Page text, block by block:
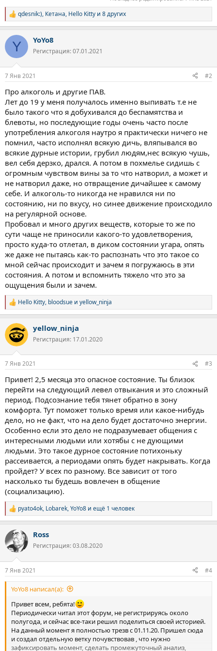
Р
е
к
и
qdesnik:), Кетана, Hello Kitty и 8 других
Y YoYo8
Регистрация: 07.01.2021
7 Янв 2021 #2
Про алкоголь и другие ПАВ.
Лет до 19 у меня получалось именно выпивать т.е не
было такого что я добухивался до беспамятства и
блевоты, но последующие годы очень часто после
употребления алкоголя наутро я практически ничего не
помнил, часто исполнял всякую дичь, вляпывался во
всякие дурные истории, грубил людям,нес всякую чушь,
вел себя дерзко, дрался. А потом в похмелье сидишь с
огромным чувством вины за то что натворил, а может и
не натворил даже, но отвращение дичайшее к самому
себе. И алкоголь-то никогда не нравился ни по
состоянию, ни по вкусу, но синее движение происходило
на регулярной основе.
Пробовал и много других веществ, которые то же по
сути чаще не приносили какого-то удовлетворения,
просто куда-то отлетал, в диком состоянии угара, опять
же даже не пытаясь как-то распознать что это такое со
мной сейчас происходит и зачем я погружаюсь в эти
состояния. А потом и вспомнить тяжело что это за
ощущения были и зачем.
Р
е
к
ц
и
Hello Kitty, bloodsue и yellow_ninja
yellow_ninja
Регистрация: 17.01.2020
7 Янв 2021 #3
Привет! 2,5 месяца это опасное состояние. Ты близок
перейти на следующий левел отвыкания и это сложный
период. Подсознание тебя тянет обратно в зону
комфорта. Тут поможет только время или какое-нибудь
дело, но не факт, что на дело будет достаточно энергии.
Особенно если это дело не подразумевает общения с
интересными людьми или хотябы с не дующими
людьми. Это такое дурное состояние потихоньку
рассеивается, а периодами опять будет накрывать. Когда
пройдет? У всех по разному. Все зависит от того
насколько ты будешь вовлечен в общение
(социализацию).
Р
е
к
ц
и
pyato4ok, Lobarek,YoYo8 и ещё 1 человек
Ross
Регистрация: 03.08.2020
7 Янв 2021 #4
YoYo8 написал(а):
Привет всем, ребята!
Периодически читал этот форум, не регистрируясь около
полугода, и сейчас все-таки решил поделиться своей историей.
На данный момент я полностью трезв с 01.11.20. Пришел сюда
и создал отдельную ветку почувствовав , что нужно
зафиксировать момент, сделать промежуточный анализ,